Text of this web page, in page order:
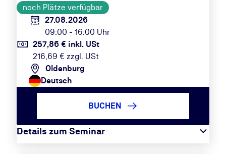
noch Plätze verfügbar
27.08.2026
09:00 - 16:00 Uhr
257,86 € inkl. USt
216,69 € zzgl. USt
Oldenburg
Deutsch
Details zum Seminar
BUCHEN